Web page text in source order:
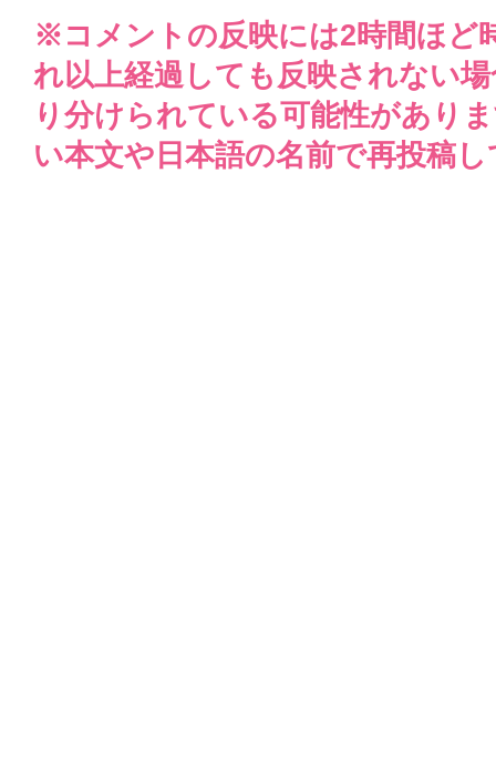
※コメントの反映には2時間ほど
れ以上経過しても反映されない
り分けられている可能性があり
い本文や日本語の名前で再投稿